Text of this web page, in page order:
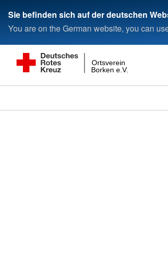
Sie befinden sich auf der deutschen
You are on the German website, you can
Borken e.V.
Ortsverein